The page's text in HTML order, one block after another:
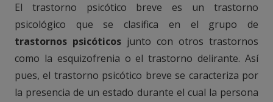
El trastorno psicótico breve es un trastorno
psicológico que se clasifica en el grupo de
trastornos psicóticos junto con otros trastornos
como la esquizofrenia o el trastorno delirante. Así
pues, el trastorno psicótico breve se caracteriza por
la presencia de un estado durante el cual la persona